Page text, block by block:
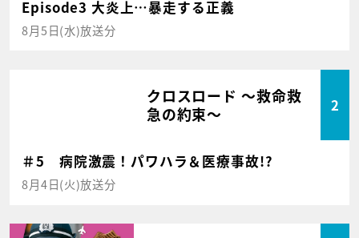
Episode3 大炎上…暴走する正義
8月5日(水)放送分
クロスロード ～救命救
急の約束～
2
＃5 病院激震！パワハラ＆医療事故!?
8月4日(火)放送分